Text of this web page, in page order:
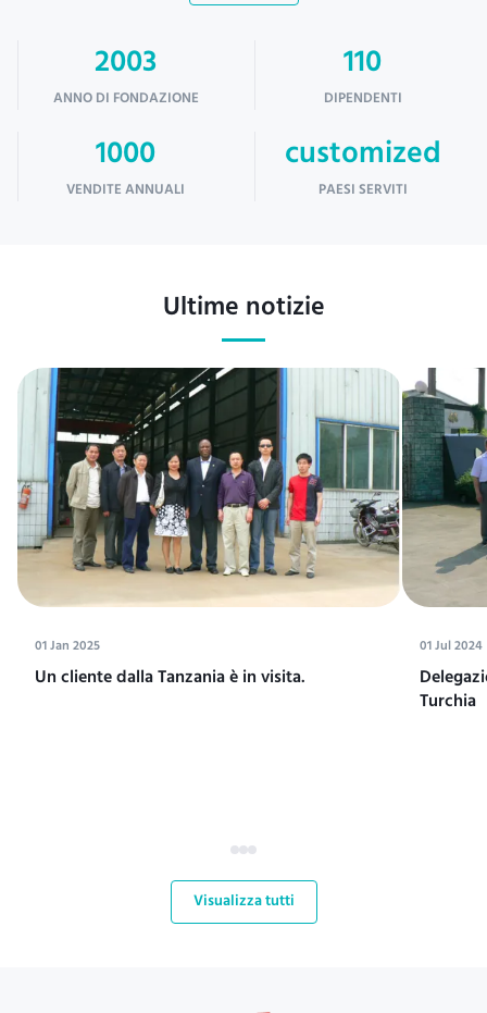
2003
ANNO DI FONDAZIONE
110
DIPENDENTI
1000
VENDITE ANNUALI
customized
PAESI SERVITI
Ultime notizie
01 Jan 2025
Un cliente dalla Tanzania è in visita.
01 Jul 2024
Turchia
Visualizza tutti